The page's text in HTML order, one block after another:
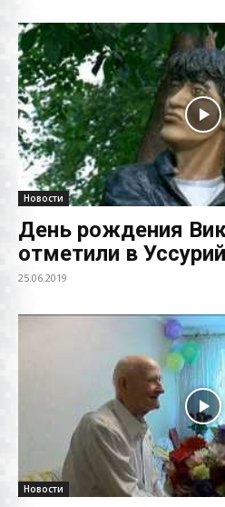
Новости
День рождения
отметили в
25.06.2019
Новости